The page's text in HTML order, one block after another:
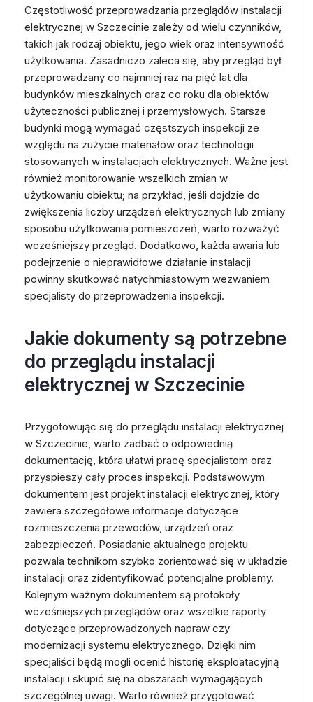
Częstotliwość przeprowadzania przeglądów instalacji
elektrycznej w Szczecinie zależy od wielu czynników,
takich jak rodzaj obiektu, jego wiek oraz intensywność
użytkowania. Zasadniczo zaleca się, aby przegląd był
przeprowadzany co najmniej raz na pięć lat dla
budynków mieszkalnych oraz co roku dla obiektów
użyteczności publicznej i przemysłowych. Starsze
budynki mogą wymagać częstszych inspekcji ze
względu na zużycie materiałów oraz technologii
stosowanych w instalacjach elektrycznych. Ważne jest
również monitorowanie wszelkich zmian w
użytkowaniu obiektu; na przykład, jeśli dojdzie do
zwiększenia liczby urządzeń elektrycznych lub zmiany
sposobu użytkowania pomieszczeń, warto rozważyć
wcześniejszy przegląd. Dodatkowo, każda awaria lub
podejrzenie o nieprawidłowe działanie instalacji
powinny skutkować natychmiastowym wezwaniem
specjalisty do przeprowadzenia inspekcji.
Jakie dokumenty są potrzebne
do przeglądu instalacji
elektrycznej w Szczecinie
Przygotowując się do przeglądu instalacji elektrycznej
w Szczecinie, warto zadbać o odpowiednią
dokumentację, która ułatwi pracę specjalistom oraz
przyspieszy cały proces inspekcji. Podstawowym
dokumentem jest projekt instalacji elektrycznej, który
zawiera szczegółowe informacje dotyczące
rozmieszczenia przewodów, urządzeń oraz
zabezpieczeń. Posiadanie aktualnego projektu
pozwala technikom szybko zorientować się w układzie
instalacji oraz zidentyfikować potencjalne problemy.
Kolejnym ważnym dokumentem są protokoły
wcześniejszych przeglądów oraz wszelkie raporty
dotyczące przeprowadzonych napraw czy
modernizacji systemu elektrycznego. Dzięki nim
specjaliści będą mogli ocenić historię eksploatacyjną
instalacji i skupić się na obszarach wymagających
szczególnej uwagi. Warto również przygotować